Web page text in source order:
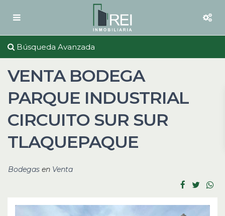
Búsqueda Avanzada
VENTA BODEGA
PARQUE INDUSTRIAL
CIRCUITO SUR SUR
TLAQUEPAQUE
Bodegas en Venta